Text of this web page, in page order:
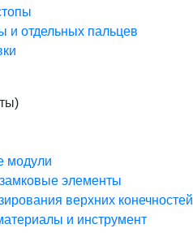
и отдельных пальцев
модули
элементы
верхних конечностей
и инструмент